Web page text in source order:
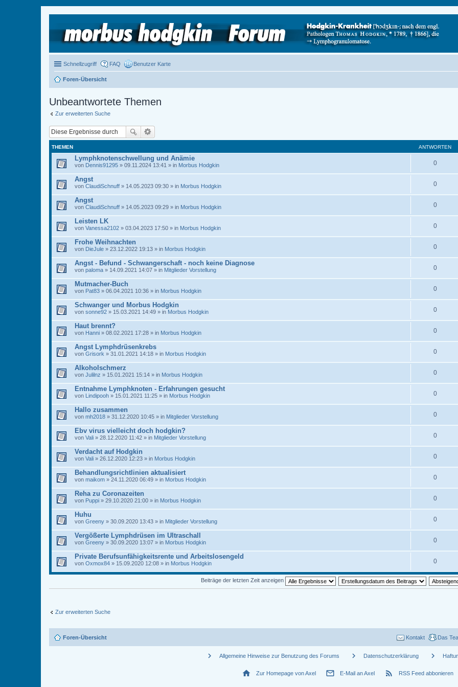
Schnellzugriff FAQ Benutzer Karte
Foren-Übersicht
Unbeantwortete Themen
Zur erweiterten Suche
THEMEN ANTWORTEN
Lymphknotenschwellung und Anämie
von Dennis91295 » 09.11.2024 13:41 » in Morbus Hodgkin 0
Angst
von ClaudiSchnuff » 14.05.2023 09:30 » in Morbus Hodgkin 0
Angst
von ClaudiSchnuff » 14.05.2023 09:29 » in Morbus Hodgkin 0
Leisten LK
von Vanessa2102 » 03.04.2023 17:50 » in Morbus Hodgkin 0
Frohe Weihnachten
von DieJule » 23.12.2022 19:13 » in Morbus Hodgkin 0
Angst - Befund - Schwangerschaft - noch keine Diagnose
von paloma » 14.09.2021 14:07 » in Mitglieder Vorstellung 0
Mutmacher-Buch
von Pat83 » 06.04.2021 10:36 » in Morbus Hodgkin 0
Schwanger und Morbus Hodgkin
von sonne92 » 15.03.2021 14:49 » in Morbus Hodgkin 0
Haut brennt?
von Hanni » 08.02.2021 17:28 » in Morbus Hodgkin 0
Angst Lymphdrüsenkrebs
von Grisork » 31.01.2021 14:18 » in Morbus Hodgkin 0
Alkoholschmerz
von Julilnz » 15.01.2021 15:14 » in Morbus Hodgkin 0
Entnahme Lymphknoten - Erfahrungen gesucht
von Lindipooh » 15.01.2021 11:25 » in Morbus Hodgkin 0
Hallo zusammen
von mh2018 » 31.12.2020 10:45 » in Mitglieder Vorstellung 0
Ebv virus vielleicht doch hodgkin?
von Vali » 28.12.2020 11:42 » in Mitglieder Vorstellung 0
Verdacht auf Hodgkin
von Vali » 26.12.2020 12:23 » in Morbus Hodgkin 0
Behandlungsrichtlinien aktualisiert
von maikom » 24.11.2020 06:49 » in Morbus Hodgkin 0
Reha zu Coronazeiten
von Puppi » 29.10.2020 21:00 » in Morbus Hodgkin 0
Huhu
von Greeny » 30.09.2020 13:43 » in Mitglieder Vorstellung 0
Vergößerte Lymphdrüsen im Ultraschall
von Greeny » 30.09.2020 13:07 » in Morbus Hodgkin 0
Private Berufsunfähigkeitsrente und Arbeitslosengeld
von Oxmox84 » 15.09.2020 12:08 » in Morbus Hodgkin 0
Beiträge der letzten Zeit anzeigen
Zur erweiterten Suche
Foren-Übersicht Das
Kontakt
chevron_right Allgemeine Hinweise zur Benutzung des Forums chevron_right Datenschutzerklärung chevron_right
home Zur Homepage von Axel mail_outline E-Mail an Axel rss_feed RSS Feed abbonieren